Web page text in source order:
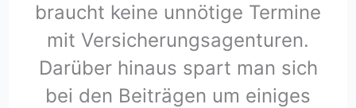
braucht keine unnötige Termine
mit Versicherungsagenturen.
Darüber hinaus spart man sich
bei den Beiträgen um einiges